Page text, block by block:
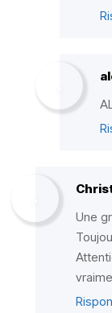
Une